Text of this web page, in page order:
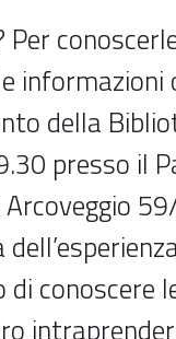
Per
informazioni
della
presso il
Arcoveggio
conoscere